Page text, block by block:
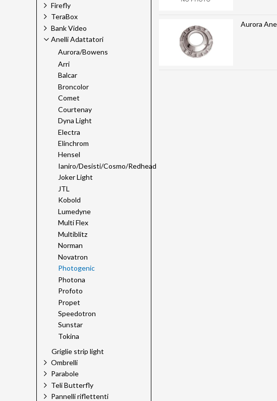
Aurora
Firefly
TeraBox
Bank Video
Anelli Adattatori
Aurora/Bowens
Arri
Balcar
Broncolor
Comet
Courtenay
Dyna Light
Electra
Elinchrom
Hensel
Ianiro/Desisti/Cosmo/Redhead
Joker Light
JTL
Kobold
Lumedyne
Multi Flex
Multiblitz
Norman
Novatron
Photogenic
Photona
Profoto
Propet
Speedotron
Sunstar
Tokina
Griglie strip light
Ombrelli
Parabole
Teli Butterfly
Pannelli riflettenti